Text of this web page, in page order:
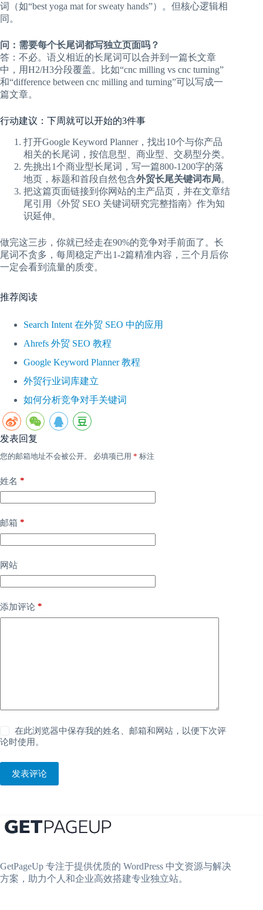
词（如“best yoga mat for sweaty hands”）。但核心逻辑相
同。
问：需要每个长尾词都写独立页面吗？
答：不必。语义相近的长尾词可以合并到一篇长文章
中，用H2/H3分段覆盖。比如“cnc milling vs cnc turning”
和“difference between cnc milling and turning”可以写成一
篇文章。
行动建议：下周就可以开始的3件事
打开Google Keyword Planner，找出10个与你产品
相关的长尾词，按信息型、商业型、交易型分类。
先挑出1个商业型长尾词，写一篇800-1200字的落
地页，标题和首段自然包含外贸长尾关键词布局。
把这篇页面链接到你网站的主产品页，并在文章结
尾引用《外贸 SEO 关键词研究完整指南》作为知
识延伸。
做完这三步，你就已经走在90%的竞争对手前面了。长
尾词不贪多，每周稳定产出1-2篇精准内容，三个月后你
一定会看到流量的质变。
推荐阅读
Search Intent 在外贸 SEO 中的应用
Ahrefs 外贸 SEO 教程
Google Keyword Planner 教程
外贸行业词库建立
如何分析竞争对手关键词
发表回复
您的邮箱地址不会被公开。 必填项已用 * 标注
姓名 *
邮箱 *
网站
添加评论 *
在此浏览器中保存我的姓名、邮箱和网站，以便下次评
论时使用。
发表评论
GetPageUp 专注于提供优质的 WordPress 中文资源与解决
方案，助力个人和企业高效搭建专业独立站。